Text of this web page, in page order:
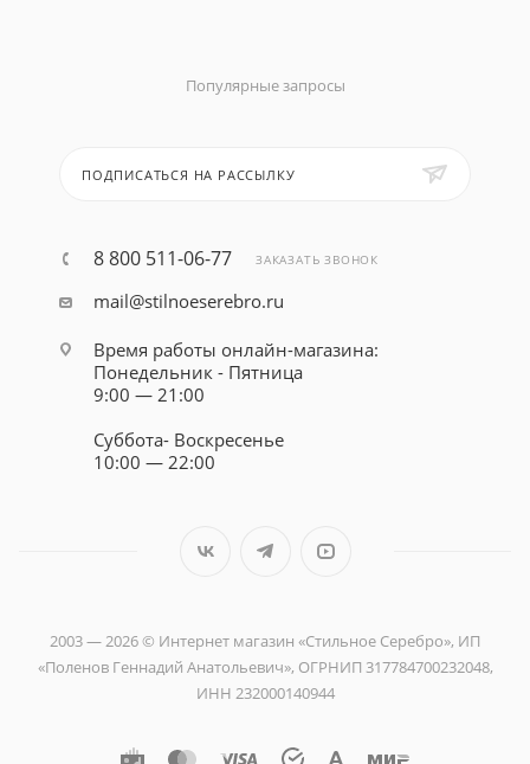
Популярные запросы
ПОДПИСАТЬСЯ НА РАССЫЛКУ
8 800 511-06-77 ЗАКАЗАТЬ ЗВОНОК
mail@stilnoeserebro.ru
Время работы онлайн-магазина:
Понедельник - Пятница
9:00 — 21:00
Суббота- Воскресенье
10:00 — 22:00
2003 — 2026 © Интернет магазин «Стильное Серебро», ИП
«Поленов Геннадий Анатольевич», ОГРНИП 317784700232048,
ИНН 232000140944